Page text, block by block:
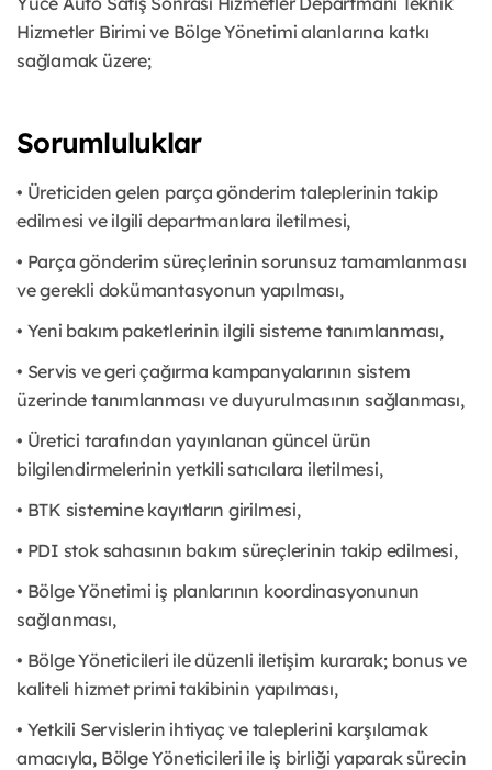
Hizmetler Birimi ve Bölge Yönetimi alanlarına katkı
sağlamak üzere;
Sorumluluklar
• Üreticiden gelen parça gönderim taleplerinin takip
edilmesi ve ilgili departmanlara iletilmesi,
• Parça gönderim süreçlerinin sorunsuz tamamlanması
ve gerekli dokümantasyonun yapılması,
• Yeni bakım paketlerinin ilgili sisteme tanımlanması,
• Servis ve geri çağırma kampanyalarının sistem
üzerinde tanımlanması ve duyurulmasının sağlanması,
• Üretici tarafından yayınlanan güncel ürün
bilgilendirmelerinin yetkili satıcılara iletilmesi,
• BTK sistemine kayıtların girilmesi,
• PDI stok sahasının bakım süreçlerinin takip edilmesi,
• Bölge Yönetimi iş planlarının koordinasyonunun
sağlanması,
• Bölge Yöneticileri ile düzenli iletişim kurarak; bonus ve
kaliteli hizmet primi takibinin yapılması,
• Yetkili Servislerin ihtiyaç ve taleplerini karşılamak
amacıyla, Bölge Yöneticileri ile iş birliği yaparak sürecin